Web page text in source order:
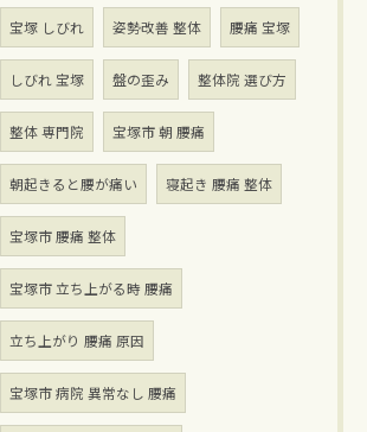
宝塚 しびれ 姿勢改善 整体 腰痛 宝塚
しびれ 宝塚 盤の歪み 整体院 選び方
整体 専門院 宝塚市 朝 腰痛
朝起きると腰が痛い 寝起き 腰痛 整体
宝塚市 腰痛 整体
宝塚市 立ち上がる時 腰痛
立ち上がり 腰痛 原因
宝塚市 病院 異常なし 腰痛